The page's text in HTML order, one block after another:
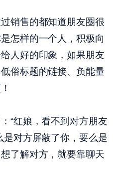
销售的都知道朋友圈很
怎样的一个人，积极向
人好的印象，如果朋友
俗标题的链接、负能量
“红娘，看不到对方朋友
是对方屏蔽了你，要么是
了解对方，就要靠聊天